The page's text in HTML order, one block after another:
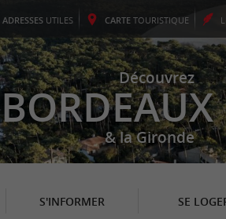
ADRESSES UTILES CARTE TOURISTIQUE
Découvrez
BORDEAUX
& la Gironde
S'INFORMER SE